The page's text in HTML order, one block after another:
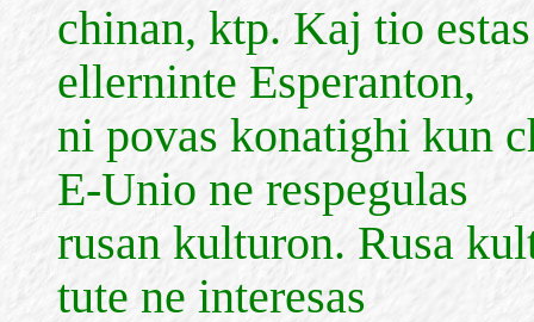
chinan, ktp. Kaj tio
ellerninte Esperanton,
ni povas konatighi kun
E-Unio ne respegulas
rusan kulturon. Rusa
tute ne interesas